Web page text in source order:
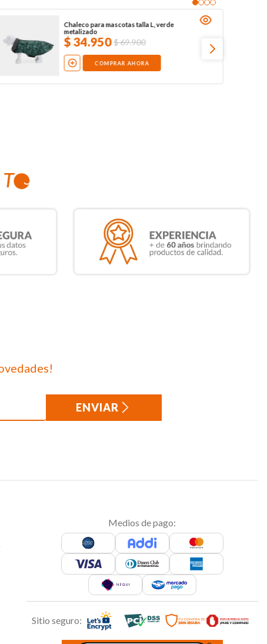
Chaleco para mascotas talla L, verde
metalizado
$34.950 $69.900
COMPRAR AHORA
ENVIAR
Medios de pago:
Sitio seguro: